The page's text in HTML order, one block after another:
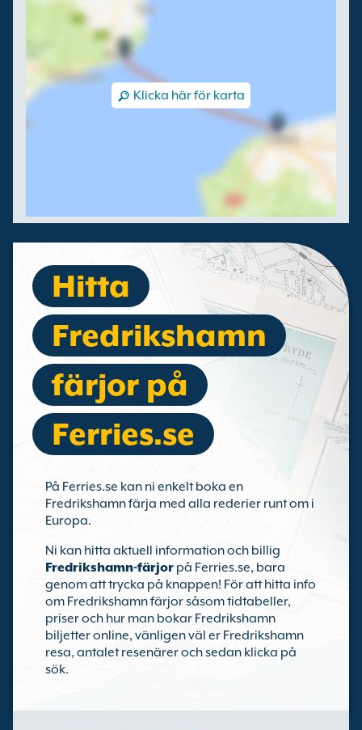
Klicka här för karta
Hitta
Fredrikshamn
färjor på
Ferries.se
På Ferries.se kan ni enkelt boka en
Fredrikshamn färja med alla rederier runt om i
Europa.
Ni kan hitta aktuell information och billig
Fredrikshamn-färjor på Ferries.se, bara
genom att trycka på knappen! För att hitta info
om Fredrikshamn färjor såsom tidtabeller,
priser och hur man bokar Fredrikshamn
biljetter online, vänligen väl er Fredrikshamn
resa, antalet resenärer och sedan klicka på
sök.